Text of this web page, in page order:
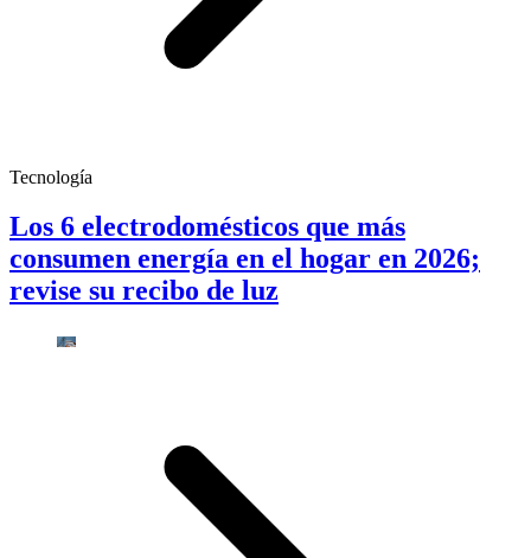
Tecnología
Los 6 electrodomésticos que más
consumen energía en el hogar en 2026;
revise su recibo de luz